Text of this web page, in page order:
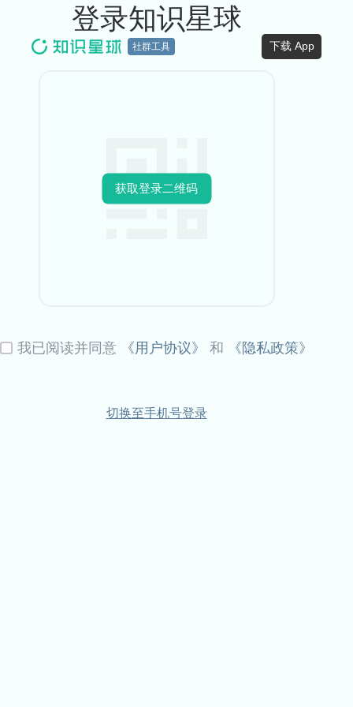
社群工具 下载 App
登录知识星球
获取登录二维码
我已阅读并同意 《用户协议》 和 《隐私政策》
切换至手机号登录